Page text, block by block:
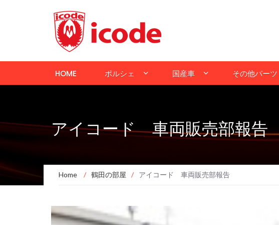
HOME ポルシェ 国産車 その他パーツ
アイコード 車両販売部報告
Home / 鶴田の部屋 / アイコード 車両販売部報告